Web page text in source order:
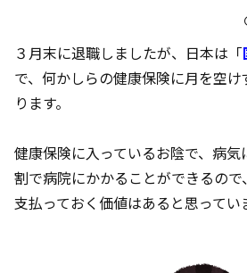
３月末に退職しましたが、日本は「
で、何かしらの健康保険に月を空
ります。
健康保険に入っているお陰で、病気
割で病院にかかることができるの
支払っておく価値はあると思ってい